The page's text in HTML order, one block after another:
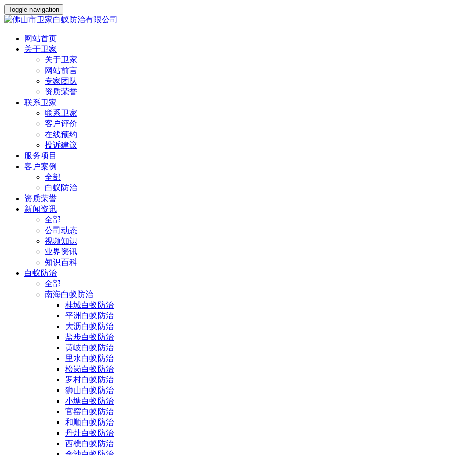
Toggle navigation
网站首页
关于卫家
关于卫家
网站前言
专家团队
资质荣誉
联系卫家
联系卫家
客户评价
在线预约
投诉建议
服务项目
客户案例
全部
白蚁防治
资质荣誉
新闻资讯
全部
公司动态
视频知识
业界资讯
知识百科
白蚁防治
全部
南海白蚁防治
桂城白蚁防治
平洲白蚁防治
大沥白蚁防治
盐步白蚁防治
黄岐白蚁防治
里水白蚁防治
松岗白蚁防治
罗村白蚁防治
狮山白蚁防治
小塘白蚁防治
官窑白蚁防治
和顺白蚁防治
丹灶白蚁防治
西樵白蚁防治